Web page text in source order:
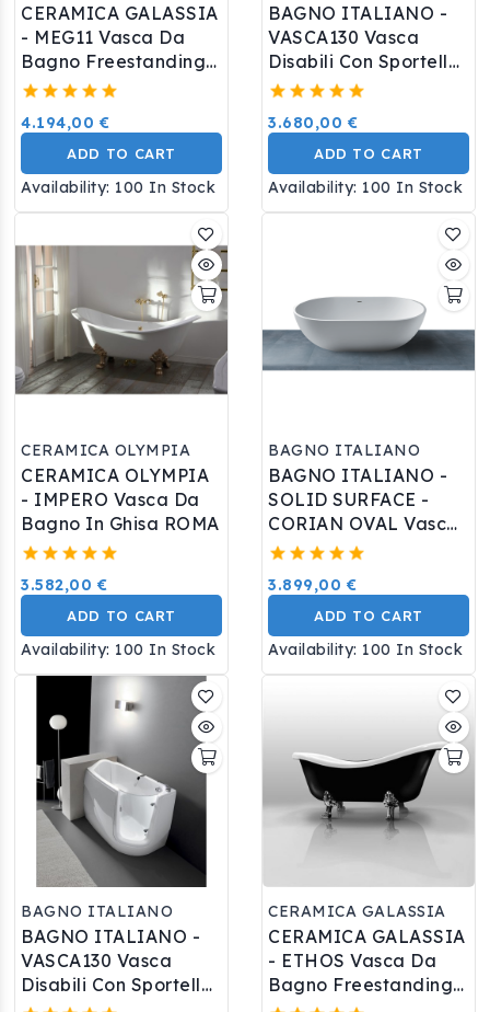
CERAMICA GALASSIA
- MEG11 Vasca Da
Bagno Freestanding
Finitura Nero
4.194,00 €
ADD TO CART
Availability: 100 In Stock
BAGNO ITALIANO -
VASCA130 Vasca
Disabili Con Sportello
Completa Di
130x75xh.95/105 Cm.
3.680,00 €
ADD TO CART
Availability: 100 In Stock
CERAMICA OLYMPIA
CERAMICA OLYMPIA
- IMPERO Vasca Da
Bagno In Ghisa ROMA
3.582,00 €
ADD TO CART
Availability: 100 In Stock
BAGNO ITALIANO
BAGNO ITALIANO -
SOLID SURFACE -
CORIAN OVAL Vasca
Free Standing Cm 170
3.899,00 €
ADD TO CART
Availability: 100 In Stock
BAGNO ITALIANO
BAGNO ITALIANO -
VASCA130 Vasca
Disabili Con Sportello
CERAMICA GALASSIA
CERAMICA GALASSIA
- ETHOS Vasca Da
Bagno Freestanding